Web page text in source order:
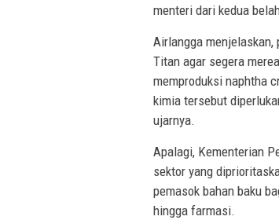
menteri dari kedua
Airlangga menjelaskan,
Titan agar segera
memproduksi naphtha
kimia tersebut
ujarnya.
Apalagi, Kementerian
sektor yang
pemasok bahan baku
hingga farmasi.